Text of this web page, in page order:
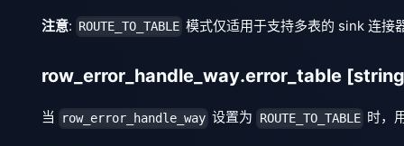
注意: ROUTE_TO_TABLE 模式仅适用于支持多表的 sink 连接
row_error_handle_way.error_table
当 row_error_handle_way 设置为 ROUTE_TO_TABLE 时，